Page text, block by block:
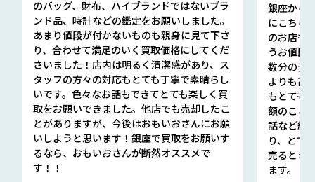
のバッグ、財布、ハイブランドではないブラ
ンド品、時計などの鑑定をお願いしました。
あまり値段が付かないものも親身に見て下さ
り、合わせて満足のいく買取価格にしてくだ
さいました！店内は明るく清潔感があり、ス
タッフの方々の対応もとても丁寧で素晴らし
いです。色々なお話もできてとても楽しく買
取をお願いできました。他店でも売却したこ
とがありますが、今後はおもいおさんにお願
いしようと思います！銀座で買取をお願いす
るなら、おもいおさんが断然オススメで
す！！
銀座から
にこちら
のお店も
うお値段
数分の査
よりも高
もとても
額のこと
話など細
り、とて
売るとき
ます。